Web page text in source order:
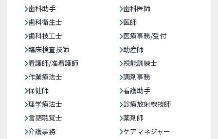
歯科助手
歯科医師
歯科衛生士
医師
歯科技工士
医療事務/受付
臨床検査技師
助産師
看護師/准看護師
視能訓練士
作業療法士
調剤事務
保健師
看護助手
理学療法士
診療放射線技師
言語聴覚士
薬剤師
介護事務
ケアマネジャー